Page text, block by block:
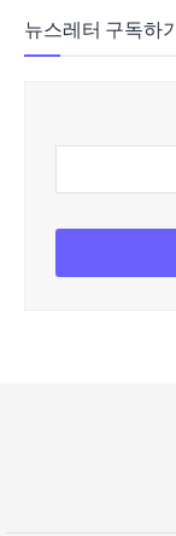
뉴스레터 구독하기